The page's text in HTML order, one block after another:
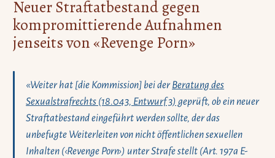
Neuer Straftatbestand gegen
kompromittierende Aufnahmen
jenseits von «Revenge Porn»
«Weiter hat [die Kommission] bei derBeratung des
Sexualstrafrechts (18.043, Entwurf 3) geprüft, ob ein neuer
Straftatbestand eingeführt werden sollte, der das
unbefugte Weiterleiten von nicht öffentlichen sexuellen
Inhalten (‹Revenge Porn›) unter Strafe stellt (Art. 197a E-